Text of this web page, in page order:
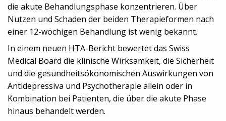
die akute Behandlungsphase konzentrieren. Über
Nutzen und Schaden der beiden Therapieformen nach
einer 12-wöchigen Behandlung ist wenig bekannt.
In einem neuen HTA-Bericht bewertet das Swiss
Medical Board die klinische Wirksamkeit, die Sicherheit
und die gesundheitsökonomischen Auswirkungen von
Antidepressiva und Psychotherapie allein oder in
Kombination bei Patienten, die über die akute Phase
hinaus behandelt werden.